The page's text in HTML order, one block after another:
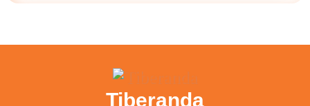
Tiberanda